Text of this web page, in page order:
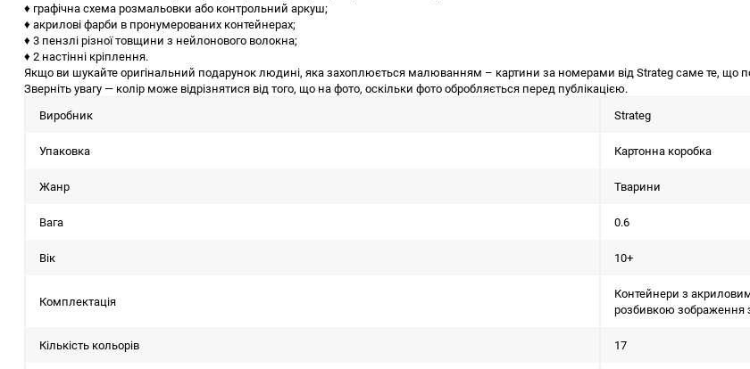
♦ графічна схема розмальовки або контрольний аркуш;
♦ акрилові фарби в пронумерованих контейнерах;
♦ 3 пензлі різної товщини з нейлонового волокна;
♦ 2 настінні кріплення.
Якщо ви шукайте оригінальний подарунок людині, яка захоплюється малюванням – картини за номерами від Strateg саме те, що
Зверніть увагу — колір може відрізнятися від того, що на фото, оскільки фото обробляється перед публікацією.
Виробник
Strateg
Упаковка Картонна коробка
Жанр Тварини
Вага 0.6
Вік 10+
Комплектація
Контейнери з
розбивкою зображення
Кількість кольорів 17